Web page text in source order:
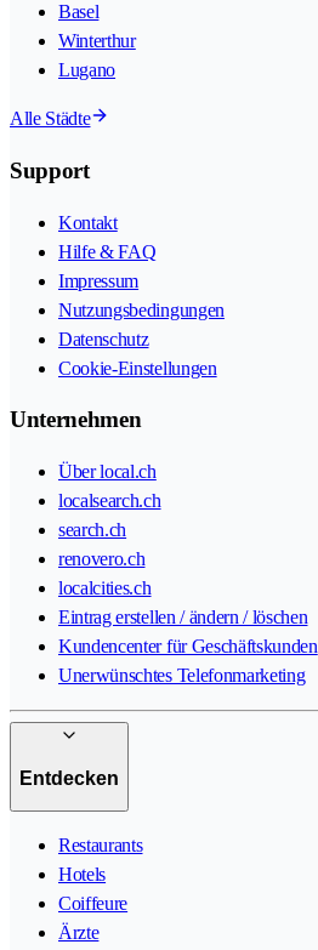
Basel
Winterthur
Lugano
Alle Städte
Support
Kontakt
Hilfe & FAQ
Impressum
Nutzungsbedingungen
Datenschutz
Cookie-Einstellungen
Unternehmen
Über local.ch
localsearch.ch
search.ch
renovero.ch
localcities.ch
Eintrag erstellen / ändern / löschen
Kundencenter für Geschäftskunden
Unerwünschtes Telefonmarketing
Entdecken
Restaurants
Hotels
Coiffeure
Ärzte